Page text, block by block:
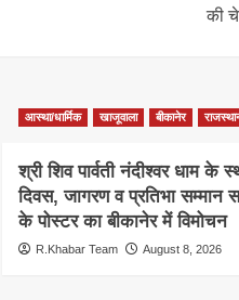
की
आस्था/धार्मिक खाजूवाला बीकानेर
श्री शिव पार्वती नंदीश्वर धाम के
दिवस, जागरण व प्रतिभा सम्मान
के पोस्टर का बीकानेर में विमोचन
R.Khabar Team August 8, 2026